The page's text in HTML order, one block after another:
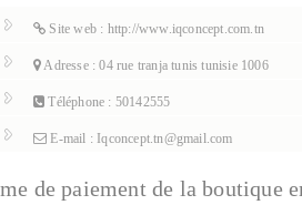
Site web : http://www.iqconcept.com.tn
Adresse : 04 rue tranja tunis tunisie 1006
Téléphone : 50142555
E-mail : Iqconcept.tn@gmail.com
de paiement de la boutique